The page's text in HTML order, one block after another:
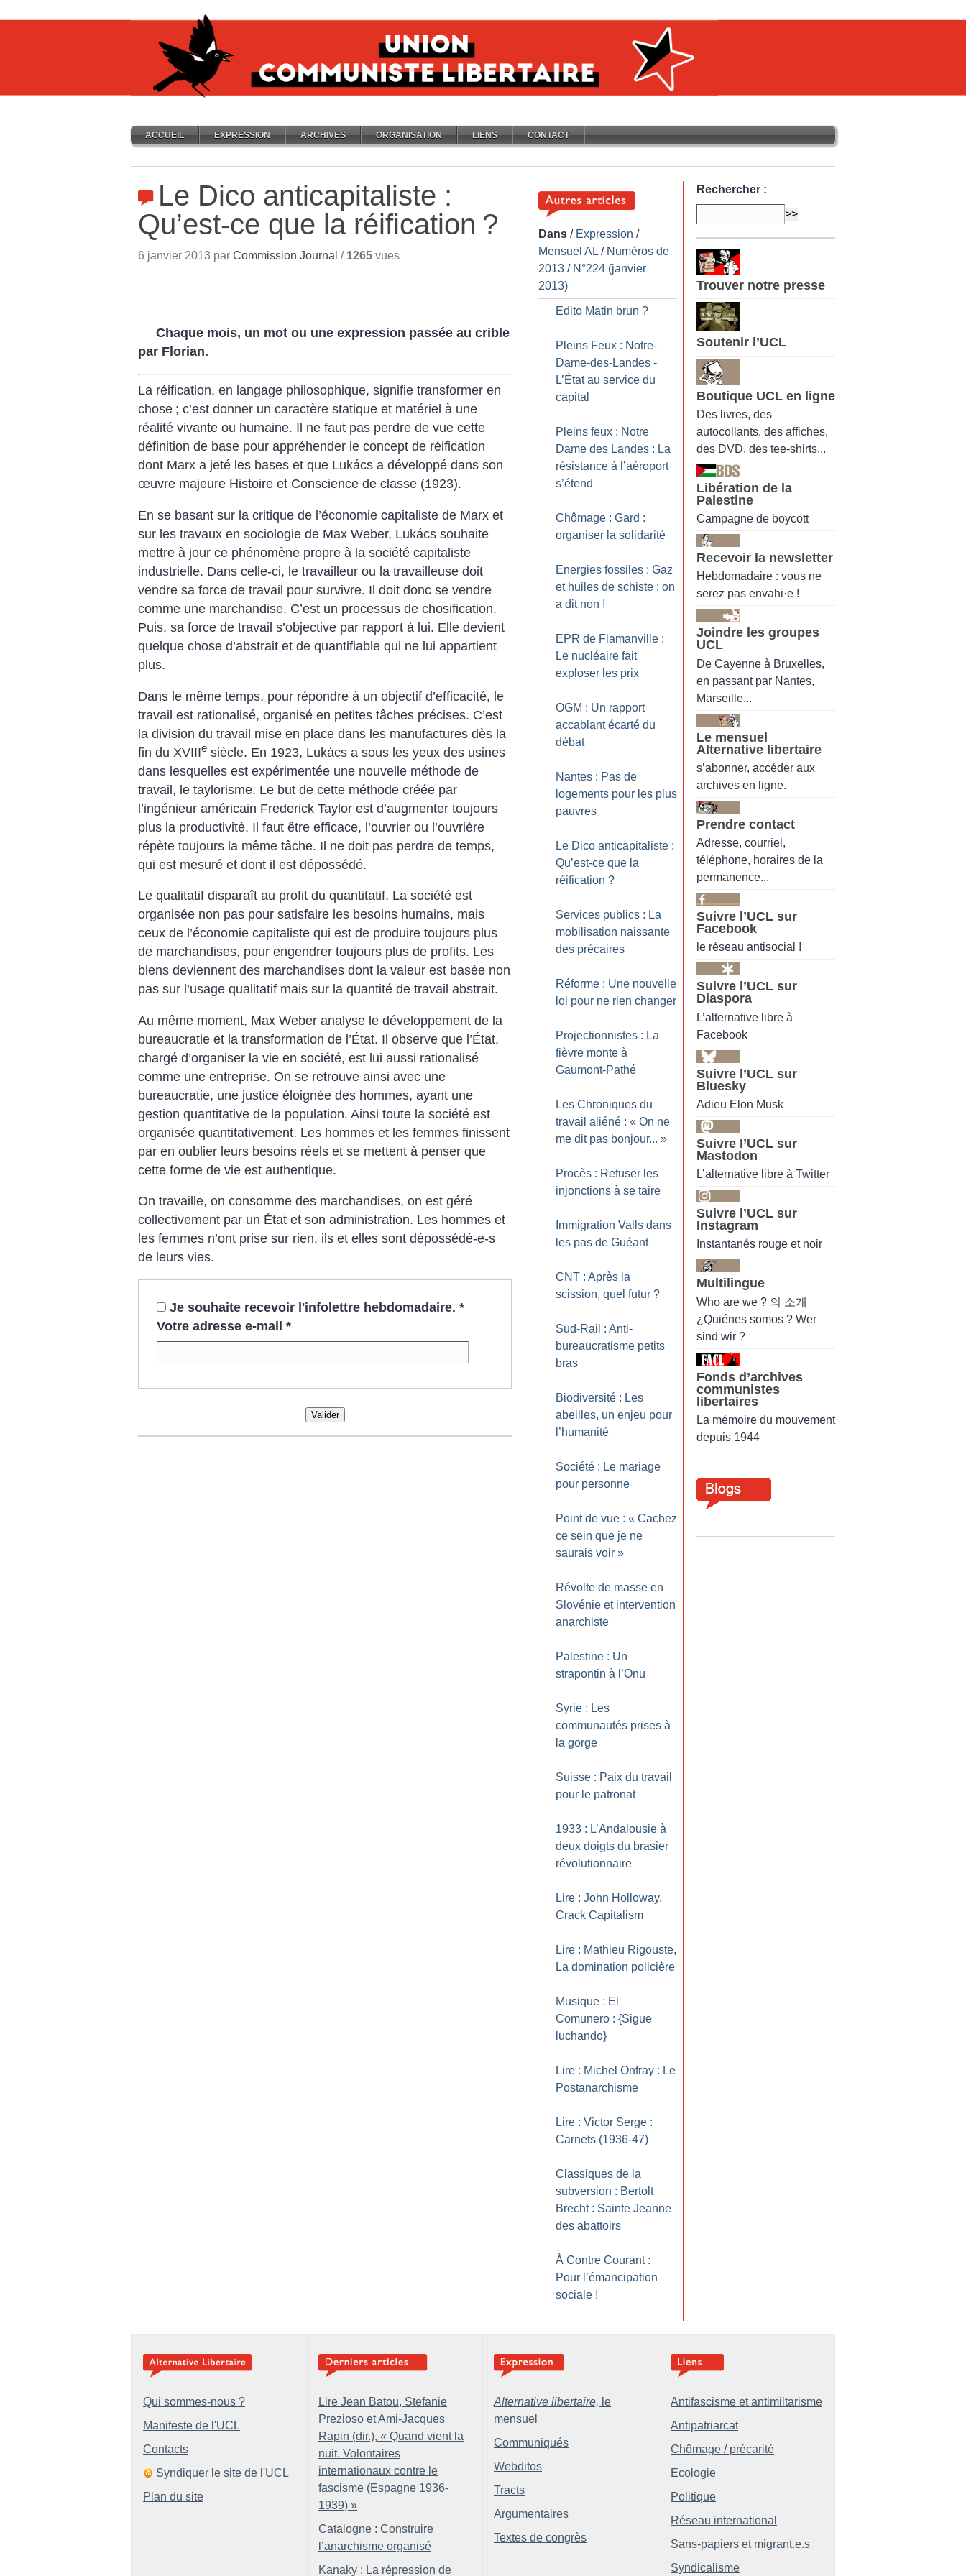
ACCUEIL EXPRESSION ARCHIVES ORGANISATION LIENS CONTACT
Le Dico anticapitaliste :
Qu’est-ce que la réification ?
6 janvier 2013 par Commission Journal / 1265 vues
Chaque mois, un mot ou une expression passée au crible
par Florian.
La réification, en langage philosophique, signifie transformer en
chose ; c’est donner un caractère statique et matériel à une
réalité vivante ou humaine. Il ne faut pas perdre de vue cette
définition de base pour appréhender le concept de réification
dont Marx a jeté les bases et que Lukács a développé dans son
œuvre majeure Histoire et Conscience de classe (1923).
En se basant sur la critique de l’économie capitaliste de Marx et
sur les travaux en sociologie de Max Weber, Lukács souhaite
mettre à jour ce phénomène propre à la société capitaliste
industrielle. Dans celle-ci, le travailleur ou la travailleuse doit
vendre sa force de travail pour survivre. Il doit donc se vendre
comme une marchandise. C’est un processus de chosification.
Puis, sa force de travail s’objective par rapport à lui. Elle devient
quelque chose d’abstrait et de quantifiable qui ne lui appartient
plus.
Dans le même temps, pour répondre à un objectif d’efficacité, le
travail est rationalisé, organisé en petites tâches précises. C’est
la division du travail mise en place dans les manufactures dès la
fin du XVIIIe siècle. En 1923, Lukács a sous les yeux des usines
dans lesquelles est expérimentée une nouvelle méthode de
travail, le taylorisme. Le but de cette méthode créée par
l’ingénieur américain Frederick Taylor est d’augmenter toujours
plus la productivité. Il faut être efficace, l’ouvrier ou l’ouvrière
répète toujours la même tâche. Il ne doit pas perdre de temps,
qui est mesuré et dont il est dépossédé.
Le qualitatif disparaît au profit du quantitatif. La société est
organisée non pas pour satisfaire les besoins humains, mais
ceux de l’économie capitaliste qui est de produire toujours plus
de marchandises, pour engendrer toujours plus de profits. Les
biens deviennent des marchandises dont la valeur est basée non
pas sur l’usage qualitatif mais sur la quantité de travail abstrait.
Au même moment, Max Weber analyse le développement de la
bureaucratie et la transformation de l’État. Il observe que l’État,
chargé d’organiser la vie en société, est lui aussi rationalisé
comme une entreprise. On se retrouve ainsi avec une
bureaucratie, une justice éloignée des hommes, ayant une
gestion quantitative de la population. Ainsi toute la société est
organisée quantitativement. Les hommes et les femmes finissent
par en oublier leurs besoins réels et se mettent à penser que
cette forme de vie est authentique.
On travaille, on consomme des marchandises, on est géré
collectivement par un État et son administration. Les hommes et
les femmes n’ont prise sur rien, ils et elles sont dépossédé-e-s
de leurs vies.
Je souhaite recevoir l'infolettre hebdomadaire. *
Votre adresse e-mail *
Valider
Dans / Expression /
Mensuel AL / Numéros de
2013 / N°224 (janvier
2013)
Edito Matin brun ?
Pleins Feux : Notre-
Dame-des-Landes -
L’État au service du
capital
Pleins feux : Notre
Dame des Landes : La
résistance à l’aéroport
s’étend
Chômage : Gard :
organiser la solidarité
Energies fossiles : Gaz
et huiles de schiste : on
a dit non !
EPR de Flamanville :
Le nucléaire fait
exploser les prix
OGM : Un rapport
accablant écarté du
débat
Nantes : Pas de
logements pour les plus
pauvres
Le Dico anticapitaliste :
Qu’est-ce que la
réification ?
Services publics : La
mobilisation naissante
des précaires
Réforme : Une nouvelle
loi pour ne rien changer
Projectionnistes : La
fièvre monte à
Gaumont-Pathé
Les Chroniques du
travail aliéné : « On ne
me dit pas bonjour... »
Procès : Refuser les
injonctions à se taire
Immigration Valls dans
les pas de Guéant
CNT : Après la
scission, quel futur ?
Sud-Rail : Anti-
bureaucratisme petits
bras
Biodiversité : Les
abeilles, un enjeu pour
l’humanité
Société : Le mariage
pour personne
Point de vue : « Cachez
ce sein que je ne
saurais voir »
Révolte de masse en
Slovénie et intervention
anarchiste
Palestine : Un
strapontin à l’Onu
Syrie : Les
communautés prises à
la gorge
Suisse : Paix du travail
pour le patronat
1933 : L’Andalousie à
deux doigts du brasier
révolutionnaire
Lire : John Holloway,
Crack Capitalism
Lire : Mathieu Rigouste,
La domination policière
Musique : El
Comunero : {Sigue
luchando}
Lire : Michel Onfray : Le
Postanarchisme
Lire : Victor Serge :
Carnets (1936-47)
Classiques de la
subversion : Bertolt
Brecht : Sainte Jeanne
des abattoirs
À Contre Courant :
Pour l’émancipation
sociale !
Rechercher :
Trouver notre presse
Soutenir l’UCL
Boutique UCL en ligne
Des livres, des
autocollants, des affiches,
des DVD, des tee-shirts...
Libération de la
Palestine
Campagne de boycott
Recevoir la newsletter
Hebdomadaire : vous ne
serez pas envahi·e !
Joindre les groupes
UCL
De Cayenne à Bruxelles,
en passant par Nantes,
Marseille...
Le mensuel
Alternative libertaire
s’abonner, accéder aux
archives en ligne.
Prendre contact
Adresse, courriel,
téléphone, horaires de la
permanence...
Suivre l’UCL sur
Facebook
le réseau antisocial !
Suivre l’UCL sur
Diaspora
L’alternative libre à
Facebook
Suivre l’UCL sur
Bluesky
Adieu Elon Musk
Suivre l’UCL sur
Mastodon
L’alternative libre à Twitter
Suivre l’UCL sur
Instagram
Instantanés rouge et noir
Multilingue
Who are we ? 의 소개
¿Quiénes somos ? Wer
sind wir ?
Fonds d’archives
communistes
libertaires
La mémoire du mouvement
depuis 1944
Qui sommes-nous ?
Manifeste de l'UCL
Contacts
Syndiquer le site de l'UCL
Plan du site
Lire Jean Batou, Stefanie
Prezioso et Ami-Jacques
Rapin (dir.), « Quand vient la
nuit. Volontaires
internationaux contre le
fascisme (Espagne 1936-
1939) »
Catalogne : Construire
l’anarchisme organisé
Kanaky : La répression de
Alternative libertaire, le
mensuel
Communiqués
Webditos
Tracts
Argumentaires
Textes de congrès
Antifascisme et antimiltarisme
Antipatriarcat
Chômage / précarité
Ecologie
Politique
Réseau international
Sans-papiers et migrant.e.s
Syndicalisme